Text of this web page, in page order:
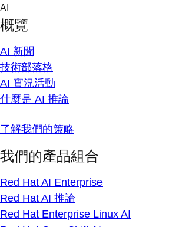
Skip
content
AI
概覽
AI 新聞
技術部落格
AI 實況活動
什麼是 AI 推論
了解我們的策略
我們的產品組合
Red Hat AI Enterprise
Red Hat AI 推論
Red Hat Enterprise Linux AI